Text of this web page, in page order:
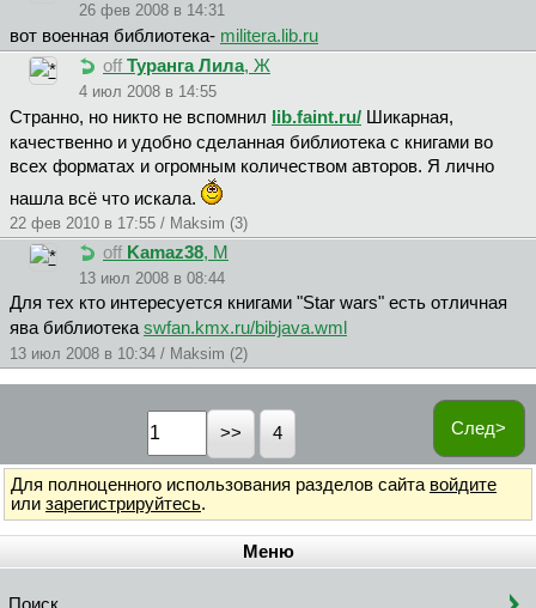
26 фев 2008 в 14:31
вот военная библиотека- militera.lib.ru
off Туранга Лила, Ж
4 июл 2008 в 14:55
Странно, но никто не вспомнил lib.faint.ru/ Шикарная,
качественно и удобно сделанная библиотека с книгами во
всех форматах и огромным количеством авторов. Я лично
нашла всё что искала.
22 фев 2010 в 17:55 / Maksim (3)
off Kamaz38, М
13 июл 2008 в 08:44
Для тех кто интересуется книгами "Star wars" есть отличная
ява библиотекаswfan.kmx.ru/bibjava.wml
13 июл 2008 в 10:34 / Maksim (2)
След>
4
Для полноценного использования разделов сайта войдите
или зарегистрируйтесь.
Меню
Поиск